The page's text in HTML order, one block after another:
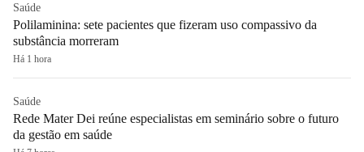
Saúde
Polilaminina: sete pacientes que fizeram uso compassivo da
substância morreram
Há 1 hora
Saúde
Rede Mater Dei reúne especialistas em seminário sobre o futuro
da gestão em saúde